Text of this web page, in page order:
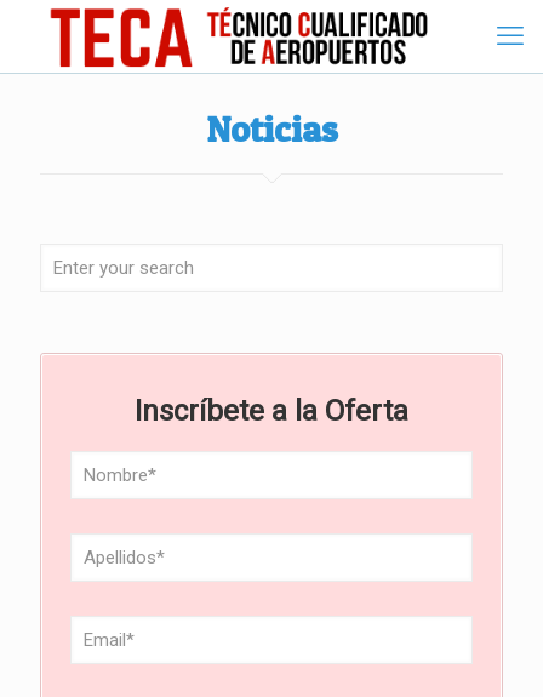
Noticias
Inscríbete a la Oferta